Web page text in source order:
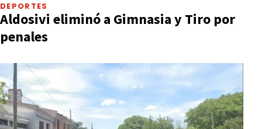
DEPORTES
Aldosivi eliminó a Gimnasia y Tiro por
penales